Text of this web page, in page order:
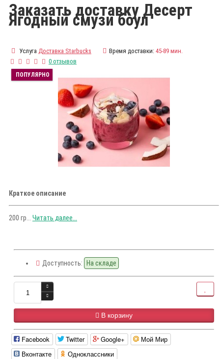
Заказать доставку Десерт
Ягодный смузи боул
Услуга Доставка Starbucks Время доставки: 45-89 мин.
0 отзывов
ПОПУЛЯРНО
Краткое описание
200 гр... Читать далее...
Доступность: На складе
В корзину
Facebook Twitter Google+
Мой Мир
Вконтакте
Одноклассники